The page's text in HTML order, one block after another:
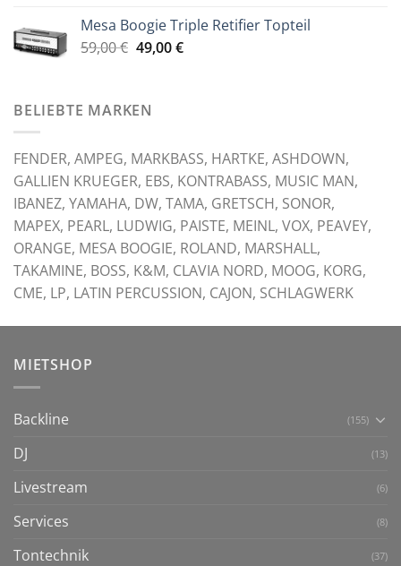
59,00 €49,00 €.
Mesa Boogie Triple Retifier Topteil
59,00€ Ursprünglicher
59,00 €
49,00€Aktueller
BELIEBTE MARKEN
FENDER, AMPEG, MARKBASS, HARTKE, ASHDOWN,
GALLIEN KRUEGER, EBS, KONTRABASS, MUSIC MAN,
IBANEZ, YAMAHA, DW, TAMA, GRETSCH, SONOR,
MAPEX, PEARL, LUDWIG, PAISTE, MEINL, VOX, PEAVEY,
ORANGE, MESA BOOGIE, ROLAND, MARSHALL,
TAKAMINE, BOSS, K&M, CLAVIA NORD, MOOG, KORG,
CME, LP, LATIN PERCUSSION, CAJON, SCHLAGWERK
MIETSHOP
Backline (155)
DJ (13)
Livestream (6)
Services (8)
Tontechnik (37)